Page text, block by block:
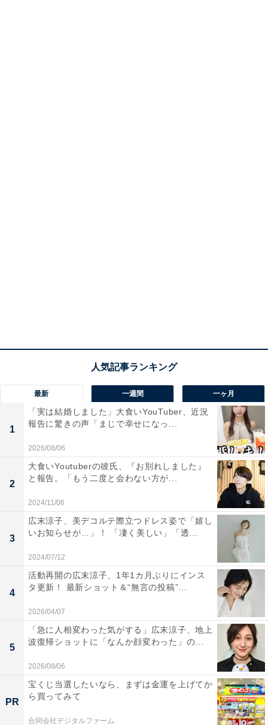
最新 一週間 一ヶ月
1
「実は結婚しました」大食いYouTuber、近況
報告に驚きの声「まじで幸せになっ...
2026/08/06
2
大食いYoutuberの彼氏、『お別れしました』
と報告。「もう二度と会わない方が...
2024/11/06
3
広末涼子、美デコルテ際立つドレス姿で「嬉し
いお知らせが…」！ 「凄く美しい」「透...
2024/07/12
4
活動再開の広末涼子、1年1カ月ぶりにインス
タ更新！ 最新ショット＆“無言の投稿”...
2026/04/07
5
「急に人相変わった気がする」広末涼子、地上
波復帰ショットに「なんか顔変わった」の...
2026/08/06
PR
宝くじ当選したいなら、まずは金運を上げてか
ら買ってみて
合同会社デジタルファーム